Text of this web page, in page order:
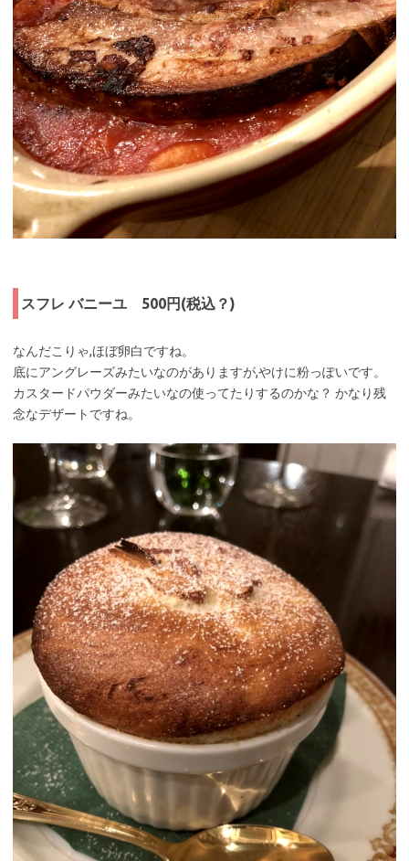
スフレ バニーユ 500円(税込？)
なんだこりゃ,ほぼ卵白ですね。
底にアングレーズみたいなのがありますが,やけに粉っぽいです。
カスタードパウダーみたいなの使ってたりするのかな？ かなり残
念なデザートですね。